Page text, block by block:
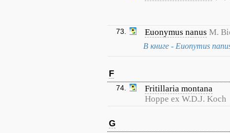
73. Euonymus nanus M.
В книге - Euonymus
F
74.
Fritillaria montana
Hoppe ex W.D.J. Koch
G